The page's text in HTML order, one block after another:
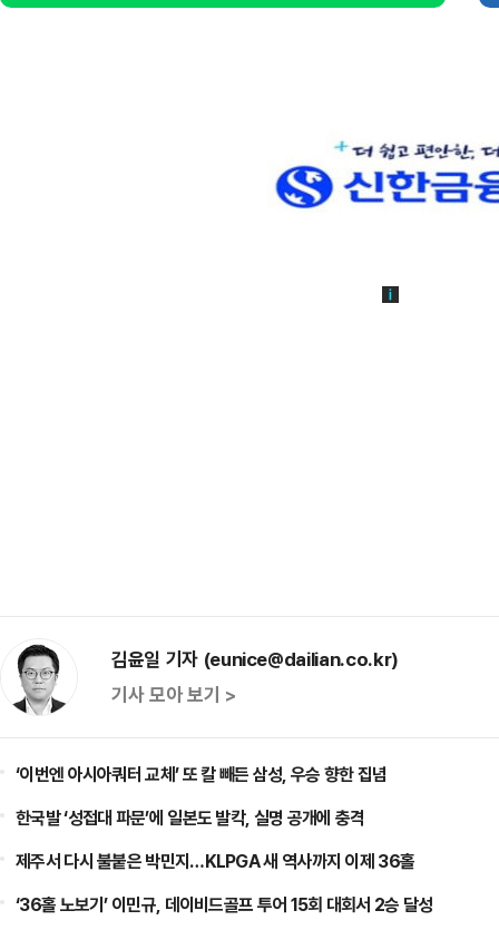
김윤일 기자 (eunice@dailian.co.kr)
기사 모아 보기 >
‘이번엔 아시아쿼터 교체’ 또 칼 빼든 삼성, 우승 향한 집념
한국발 ‘성접대 파문’에 일본도 발칵, 실명 공개에 충격
제주서 다시 불붙은 박민지…KLPGA 새 역사까지 이제 36홀
‘36홀 노보기’ 이민규, 데이비드골프 투어 15회 대회서 2승 달성